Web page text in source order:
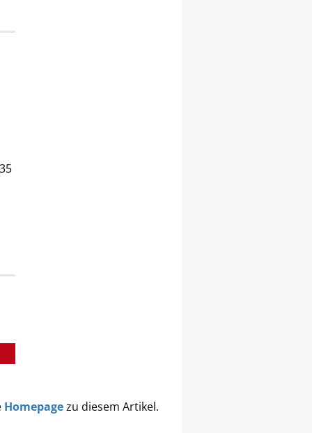
Homepagezu diesem Artikel.